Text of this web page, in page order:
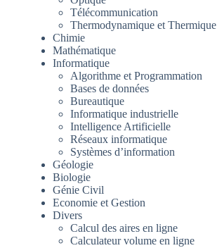
Télécommunication
Thermodynamique et Thermique
Chimie
Mathématique
Informatique
Algorithme et Programmation
Bases de données
Bureautique
Informatique industrielle
Intelligence Artificielle
Réseaux informatique
Systèmes d’information
Géologie
Biologie
Génie Civil
Economie et Gestion
Divers
Calcul des aires en ligne
Calculateur volume en ligne